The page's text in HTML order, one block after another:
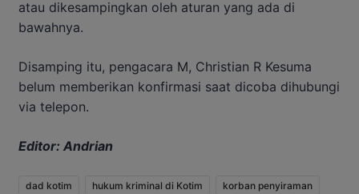
atau dikesampingkan oleh aturan yang ada di
bawahnya.
Disamping itu, pengacara M, Christian R Kesuma
belum memberikan konfirmasi saat dicoba dihubungi
via telepon.
Editor: Andrian
dad kotim hukum kriminal di Kotim korban penyiraman